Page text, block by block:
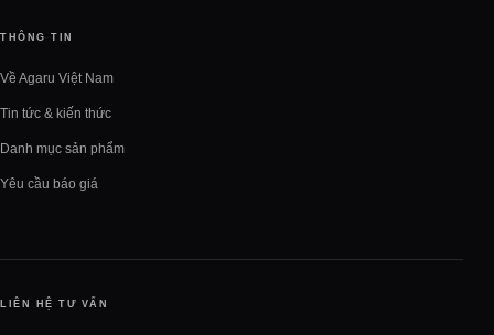
THÔNG TIN
Về Agaru Việt Nam
Tin tức & kiến thức
Danh mục sản phẩm
Yêu cầu báo giá
LIÊN HỆ TƯ VẤN